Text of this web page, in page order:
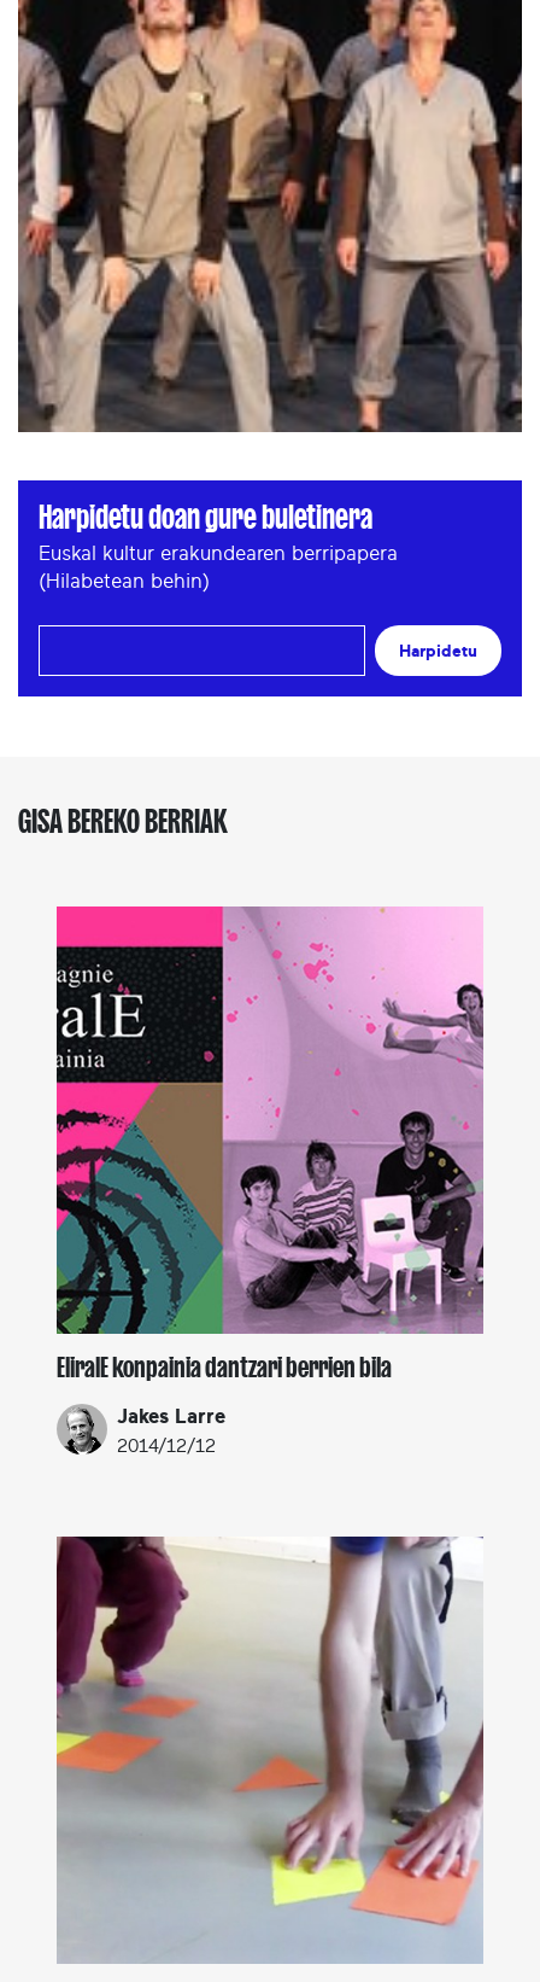
Harpidetu doan gure buletinera
Euskal kultur erakundearen berripapera
(Hilabetean behin)
Harpidetu
GISA BEREKO BERRIAK
EliralE konpainia dantzari berrien bila
Jakes Larre
2014/12/12